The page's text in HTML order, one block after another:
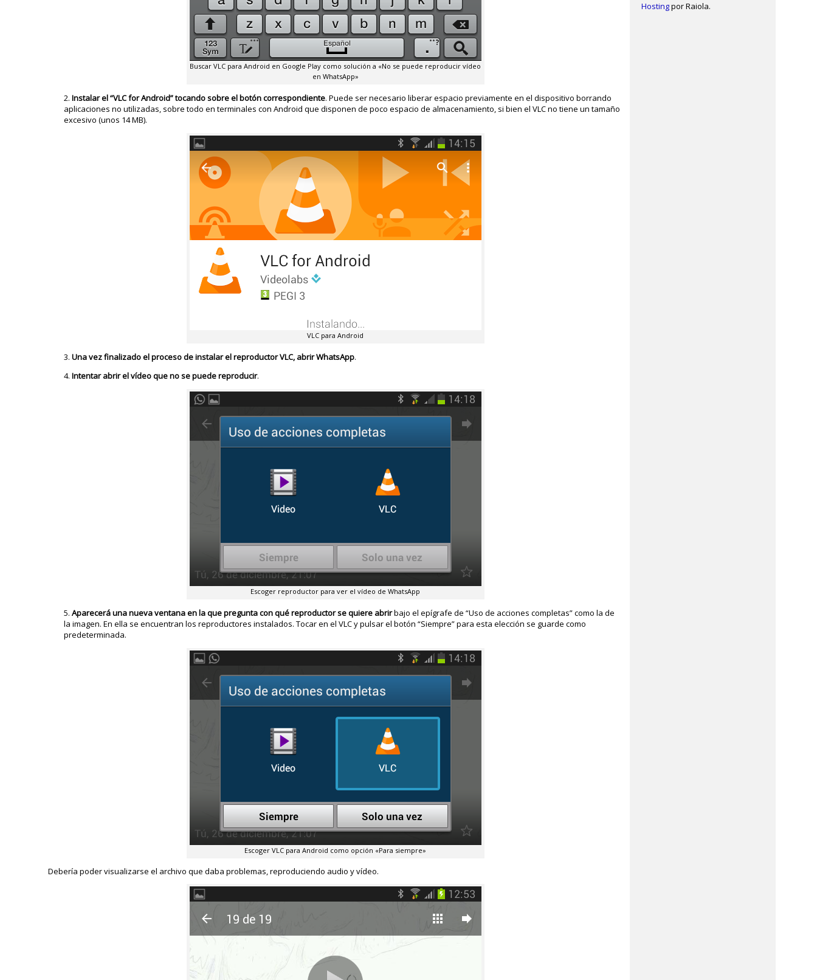
Buscar VLC para Android en Google Play como solución a «No se puede reproducir vídeo
en WhatsApp»
Instalar el “VLC for Android” tocando sobre el botón correspondiente. Puede ser necesario liberar espacio previamente en el dispositivo borrando
aplicaciones no utilizadas, sobre todo en terminales con Android que disponen de poco espacio de almacenamiento, si bien el VLC no tiene un tamaño
excesivo (unos 14 MB).
VLC para Android
Una vez finalizado el proceso de instalar el reproductor VLC, abrir WhatsApp.
Intentar abrir el vídeo que no se puede reproducir.
Escoger reproductor para ver el vídeo de WhatsApp
Aparecerá una nueva ventana en la que pregunta con qué reproductor se quiere abrirbajo el epígrafe de “Uso de acciones completas” como la de
la imagen. En ella se encuentran los reproductores instalados. Tocar en el VLC y pulsar el botón “Siempre” para esta elección se guarde como
predeterminada.
Escoger VLC para Android como opción «Para siempre»
Debería poder visualizarse el archivo que daba problemas, reproduciendo audio y vídeo.
Hostingpor Raiola.